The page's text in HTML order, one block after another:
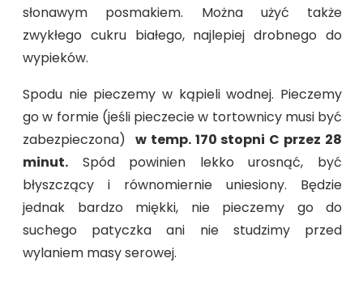
słonawym posmakiem. Można użyć także
zwykłego cukru białego, najlepiej drobnego do
wypieków.
Spodu nie pieczemy w kąpieli wodnej. Pieczemy
go w formie (jeśli pieczecie w tortownicy musi być
zabezpieczona) w temp. 170 stopni C przez 28
minut. Spód powinien lekko urosnąć, być
błyszczący i równomiernie uniesiony. Będzie
jednak bardzo miękki, nie pieczemy go do
suchego patyczka ani nie studzimy przed
wylaniem masy serowej.